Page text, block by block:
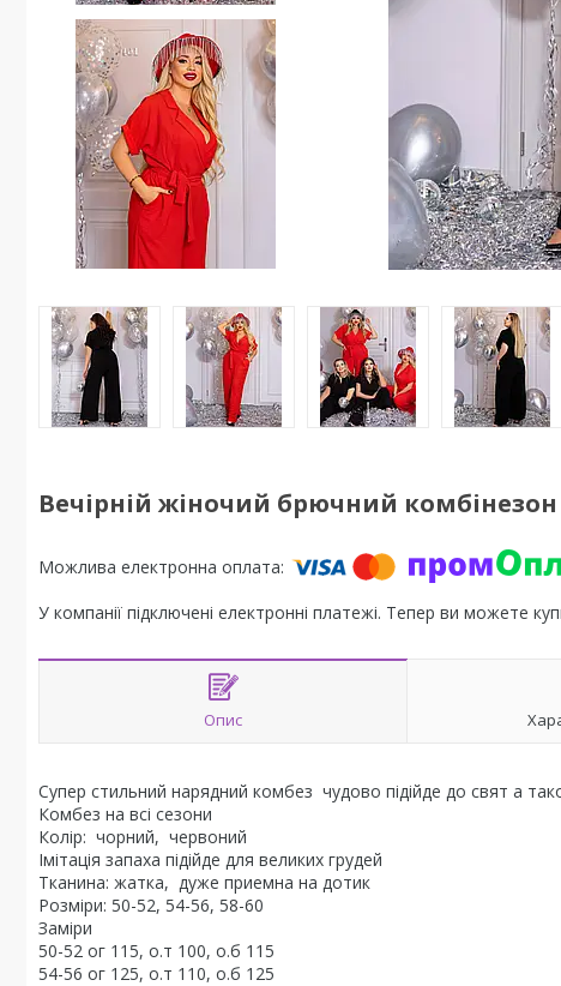
Вечірній жіночий брючний
У компанії підключені електронні платежі. Тепер ви можете
Опис
Супер стильний нарядний комбез чудово підійде до свят а
Комбез на всі сезони
Колір: чорний, червоний
Імітація запаха підійде для великих грудей
Тканина: жатка, дуже приемна на дотик
Розміри: 50-52, 54-56, 58-60
Заміри
50-52 ог 115, о.т 100, о.б 115
54-56 ог 125, о.т 110, о.б 125